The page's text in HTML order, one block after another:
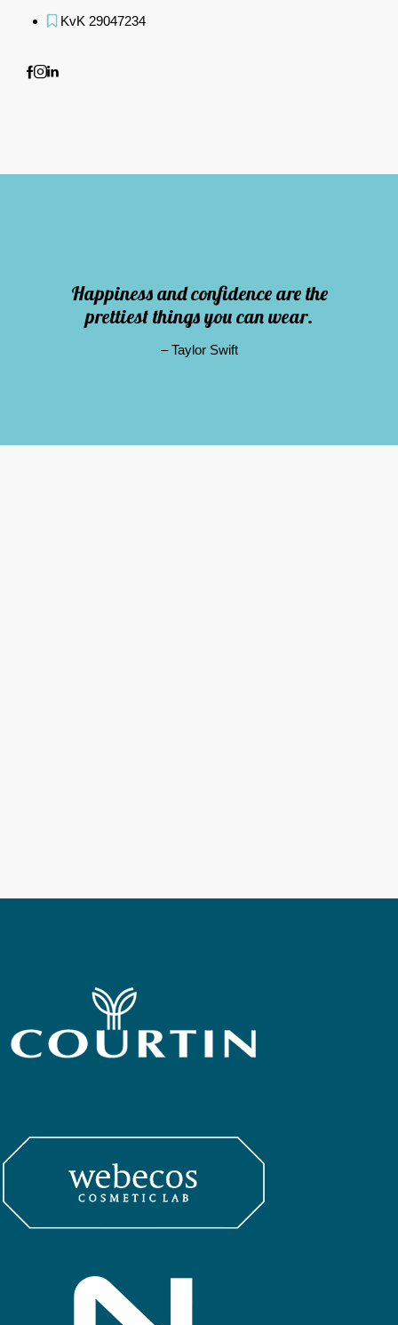
KvK 29047234
facebook-1
instagram
linkedin
Happiness and confidence are the
prettiest things you can wear.
– Taylor Swift